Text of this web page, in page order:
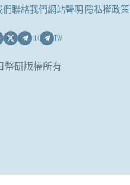
們聯絡我們網站聲明 隱私權政策
HK TW
幣研版權所有